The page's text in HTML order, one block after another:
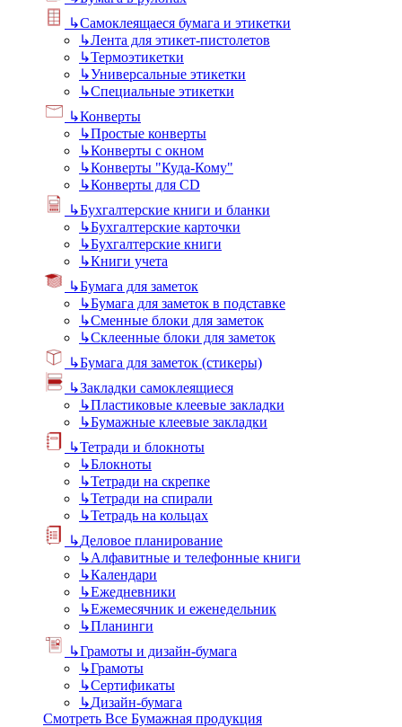
↳Самоклеящаеся бумага и этикетки
↳Лента для этикет-пистолетов
↳Термоэтикетки
↳Универсальные этикетки
↳Специальные этикетки
↳Конверты
↳Простые конверты
↳Конверты с окном
↳Конверты "Куда-Кому"
↳Конверты для CD
↳Бухгалтерские книги и бланки
↳Бухгалтерские карточки
↳Бухгалтерские книги
↳Книги учета
↳Бумага для заметок
↳Бумага для заметок в подставке
↳Сменные блоки для заметок
↳Склеенные блоки для заметок
↳Бумага для заметок (стикеры)
↳Закладки самоклеящиеся
↳Пластиковые клеевые закладки
↳Бумажные клеевые закладки
↳Тетради и блокноты
↳Блокноты
↳Тетради на скрепке
↳Тетради на спирали
↳Тетрадь на кольцах
↳Деловое планирование
↳Алфавитные и телефонные книги
↳Календари
↳Ежедневники
↳Ежемесячник и еженедельник
↳Планинги
↳Грамоты и дизайн-бумага
↳Грамоты
↳Сертификаты
↳Дизайн-бумага
Смотреть Все Бумажная продукция